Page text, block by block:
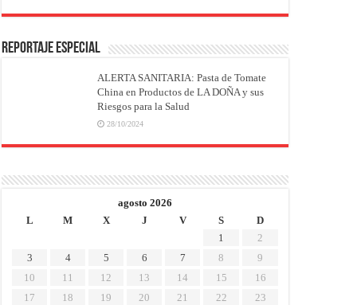
REPORTAJE ESPECIAL
ALERTA SANITARIA: Pasta de Tomate
China en Productos de LA DOÑA y sus
Riesgos para la Salud
28/10/2024
agosto 2026
L
M X J V S
D
1
2
3
4 5 6 7 8
9
10
11 12 13 14 15
16
17
18 19 20 21 22 23